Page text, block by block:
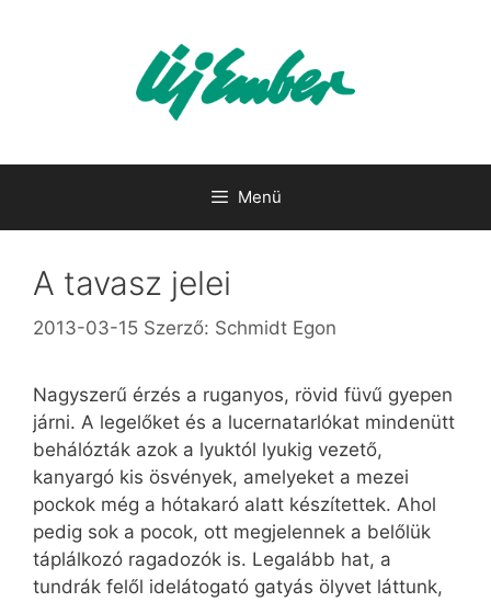
Menü
A tavasz jelei
2013-03-15 Szerző: Schmidt Egon
Nagyszerű érzés a ruganyos, rövid füvű gyepen
járni. A legelőket és a lucernatarlókat mindenütt
behálózták azok a lyuktól lyukig vezető,
kanyargó kis ösvények, amelyeket a mezei
pockok még a hótakaró alatt készítettek. Ahol
pedig sok a pocok, ott megjelennek a belőlük
táplálkozó ragadozók is. Legalább hat, a
tundrák felől idelátogató gatyás ölyvet láttunk,